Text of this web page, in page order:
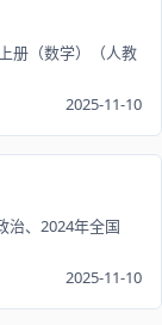
册（数学）（人教
2025-11-10
治、2024年全国
2025-11-10